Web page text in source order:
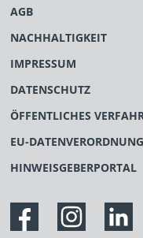
AGB
NACHHALTIGKEIT
IMPRESSUM
DATENSCHUTZ
ÖFFENTLICHES
EU-DATENVERORDNUNG
HINWEISGEBERPORTAL